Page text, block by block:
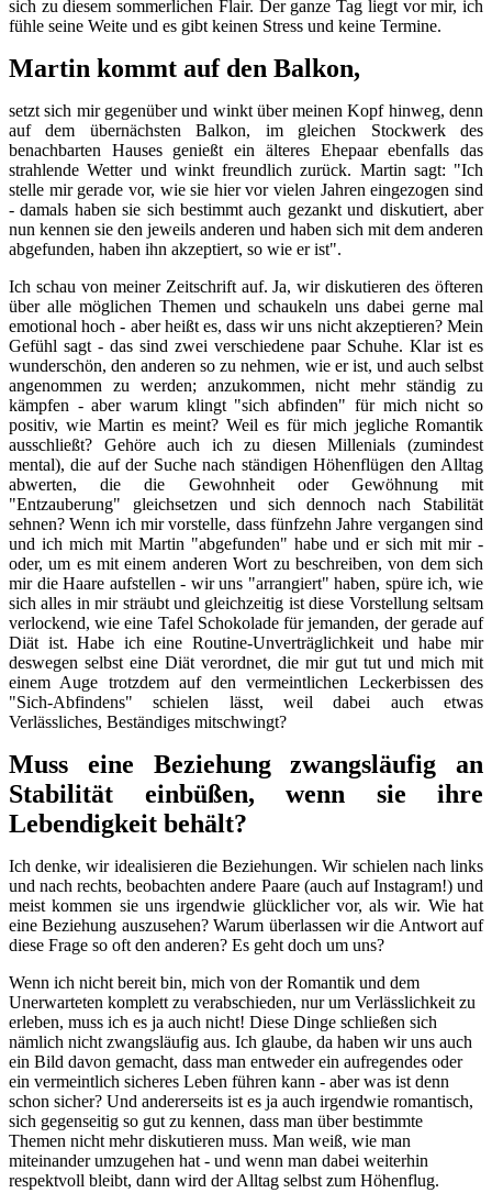
sich zu diesem sommerlichen Flair. Der ganze Tag liegt vor mir, ich
fühle seine Weite und es gibt keinen Stress und keine Termine.
Martin kommt auf den Balkon,
setzt sich mir gegenüber und winkt über meinen Kopf hinweg, denn
auf dem übernächsten Balkon, im gleichen Stockwerk des
benachbarten Hauses genießt ein älteres Ehepaar ebenfalls das
strahlende Wetter und winkt freundlich zurück. Martin sagt: "Ich
stelle mir gerade vor, wie sie hier vor vielen Jahren eingezogen sind
- damals haben sie sich bestimmt auch gezankt und diskutiert, aber
nun kennen sie den jeweils anderen und haben sich mit dem anderen
abgefunden, haben ihn akzeptiert, so wie er ist".
Ich schau von meiner Zeitschrift auf. Ja, wir diskutieren des öfteren
über alle möglichen Themen und schaukeln uns dabei gerne mal
emotional hoch - aber heißt es, dass wir uns nicht akzeptieren? Mein
Gefühl sagt - das sind zwei verschiedene paar Schuhe. Klar ist es
wunderschön, den anderen so zu nehmen, wie er ist, und auch selbst
angenommen zu werden; anzukommen, nicht mehr ständig zu
kämpfen - aber warum klingt "sich abfinden" für mich nicht so
positiv, wie Martin es meint? Weil es für mich jegliche Romantik
ausschließt? Gehöre auch ich zu diesen Millenials (zumindest
mental), die auf der Suche nach ständigen Höhenflügen den Alltag
abwerten, die die Gewohnheit oder Gewöhnung mit
"Entzauberung" gleichsetzen und sich dennoch nach Stabilität
sehnen? Wenn ich mir vorstelle, dass fünfzehn Jahre vergangen sind
und ich mich mit Martin "abgefunden" habe und er sich mit mir -
oder, um es mit einem anderen Wort zu beschreiben, von dem sich
mir die Haare aufstellen - wir uns "arrangiert" haben, spüre ich, wie
sich alles in mir sträubt und gleichzeitig ist diese Vorstellung seltsam
verlockend, wie eine Tafel Schokolade für jemanden, der gerade auf
Diät ist. Habe ich eine Routine-Unverträglichkeit und habe mir
deswegen selbst eine Diät verordnet, die mir gut tut und mich mit
einem Auge trotzdem auf den vermeintlichen Leckerbissen des
"Sich-Abfindens" schielen lässt, weil dabei auch etwas
Verlässliches, Beständiges mitschwingt?
Muss eine Beziehung zwangsläufig an
Stabilität einbüßen, wenn sie ihre
Lebendigkeit behält?
Ich denke, wir idealisieren die Beziehungen. Wir schielen nach links
und nach rechts, beobachten andere Paare (auch auf Instagram!) und
meist kommen sie uns irgendwie glücklicher vor, als wir. Wie hat
eine Beziehung auszusehen? Warum überlassen wir die Antwort auf
diese Frage so oft den anderen? Es geht doch um uns?
Wenn ich nicht bereit bin, mich von der Romantik und dem
Unerwarteten komplett zu verabschieden, nur um Verlässlichkeit zu
erleben, muss ich es ja auch nicht! Diese Dinge schließen sich
nämlich nicht zwangsläufig aus. Ich glaube, da haben wir uns auch
ein Bild davon gemacht, dass man entweder ein aufregendes oder
ein vermeintlich sicheres Leben führen kann - aber was ist denn
schon sicher? Und andererseits ist es ja auch irgendwie romantisch,
sich gegenseitig so gut zu kennen, dass man über bestimmte
Themen nicht mehr diskutieren muss. Man weiß, wie man
miteinander umzugehen hat - und wenn man dabei weiterhin
respektvoll bleibt, dann wird der Alltag selbst zum Höhenflug.